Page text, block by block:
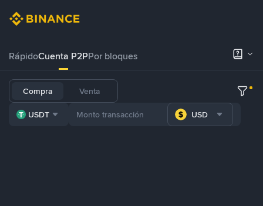
RápidoCuenta P2PPor bloques
Compra Venta
USDT USD